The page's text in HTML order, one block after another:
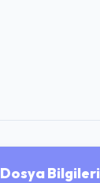
Dosya Bilgileri